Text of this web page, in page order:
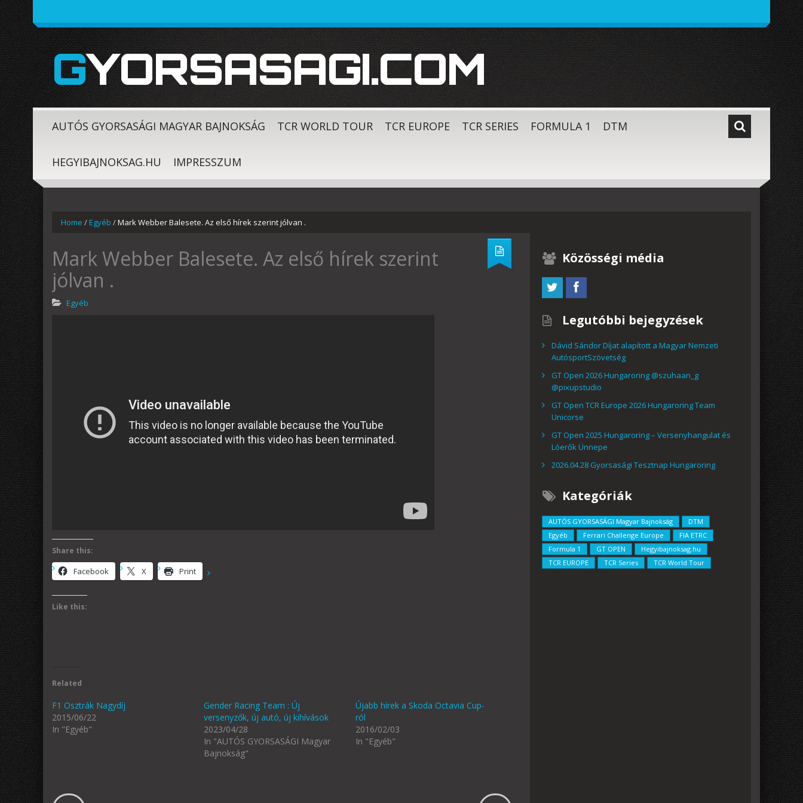
GYORSASAGI.COM
AUTÓS GYORSASÁGI MAGYAR BAJNOKSÁG TCR WORLD TOUR TCR EUROPE TCR SERIES FORMULA 1 DTM
HEGYIBAJNOKSAG.HU IMPRESSZUM
Home /Egyéb /Mark Webber Balesete. Az első hírek szerint jólvan .
Mark Webber Balesete. Az első hírek szerint
jólvan .
Egyéb
Share this:
Facebook X Print
Like this:
Related
F1 Osztrák Nagydíj
2015/06/22
In "Egyéb"
Gender Racing Team : Új
versenyzők, új autó, új kihívások
2023/04/28
In "AUTÓS GYORSASÁGI Magyar
Bajnokság"
Újabb hírek a Skoda Octavia Cup-
ról
2016/02/03
In "Egyéb"
Közösségi média
Legutóbbi bejegyzések
Dávid Sándor Díjat alapított a Magyar Nemzeti
AutósportSzövetség
GT Open 2026 Hungaroring @szuhaan_g
@pixupstudio
GT Open TCR Europe 2026 Hungaroring Team
Unicorse
GT Open 2025 Hungaroring – Versenyhangulat és
Lóerők Ünnepe
2026.04.28 Gyorsasági Tesztnap Hungaroring
Kategóriák
AUTÓS GYORSASÁGI Magyar Bajnokság
DTM
Egyéb
Ferrari Challenge Europe
FIA ETRC
Formula 1
GT OPEN
Hegyibajnoksag.hu
TCR EUROPE
TCR Series TCR World Tour